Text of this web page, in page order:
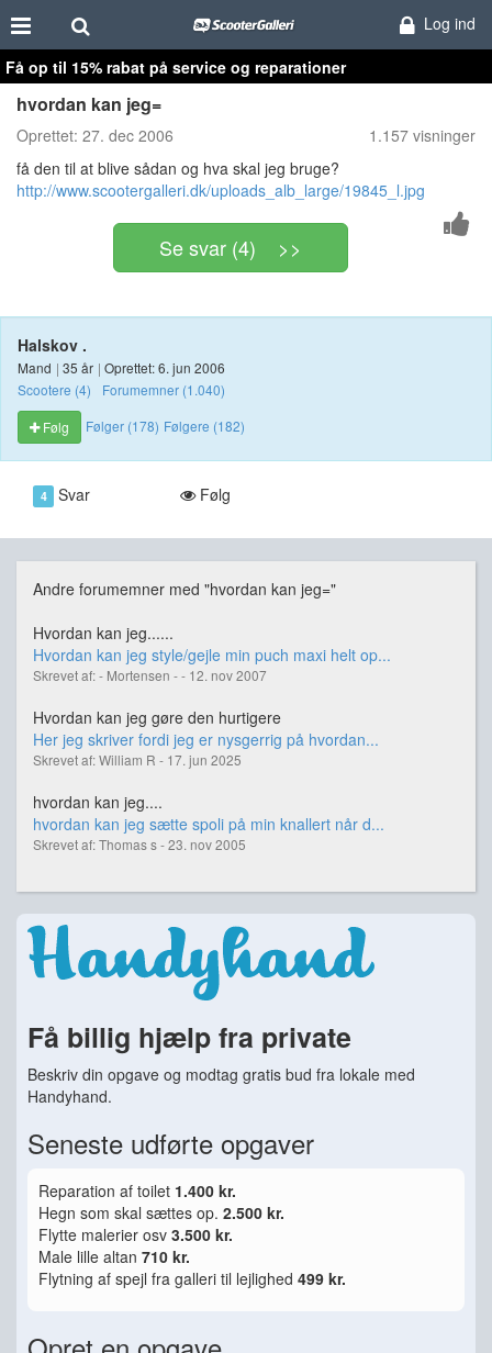
Log ind
Få op til 15% rabat på service og reparationer
hvordan kan jeg=
Oprettet: 27. dec 2006
1.157 visninger
få den til at blive sådan og hva skal jeg bruge?
http://www.scootergalleri.dk/uploads_alb_large/19845_l.jpg
Se svar (4) >>
Halskov .
Mand | 35 år | Oprettet: 6. jun 2006
Scootere (4)
Forumemner (1.040)
Følg
Følger (178) Følgere (182)
4 Svar Følg
Andre forumemner med "hvordan kan jeg="
Hvordan kan jeg......
Hvordan kan jeg style/gejle min puch maxi helt op...
Skrevet af: - Mortensen - - 12. nov 2007
Hvordan kan jeg gøre den hurtigere
Her jeg skriver fordi jeg er nysgerrig på hvordan...
Skrevet af: William R - 17. jun 2025
hvordan kan jeg....
hvordan kan jeg sætte spoli på min knallert når d...
Skrevet af: Thomas s - 23. nov 2005
Få billig hjælp fra private
Beskriv din opgave og modtag gratis bud fra lokale med
Handyhand.
Seneste udførte opgaver
Reparation af toilet 1.400 kr.
Hegn som skal sættes op. 2.500 kr.
Flytte malerier osv 3.500 kr.
Male lille altan 710 kr.
Flytning af spejl fra galleri til lejlighed 499 kr.